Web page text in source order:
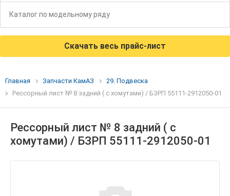
Каталог по модельному ряду
Скачать весь прайс-лист
Главная Запчасти КамАЗ
29. Подвеска
Рессорный лист № 8 задний ( с хомутами) / БЗРП 55111-2912050-01
Рессорный лист № 8 задний ( с
хомутами) / БЗРП 55111-2912050-01